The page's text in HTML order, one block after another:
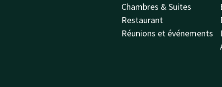
Chambres & Suites
Restaurant
Réunions et événements